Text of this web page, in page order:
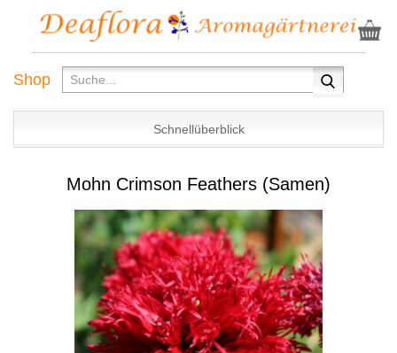
Shop
Schnellüberblick
Mohn Crimson Feathers (Samen)